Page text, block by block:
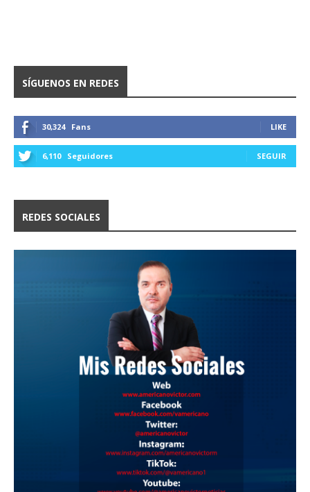
SÍGUENOS EN REDES
30,324 Fans LIKE
6,110 Seguidores SEGUIR
REDES SOCIALES